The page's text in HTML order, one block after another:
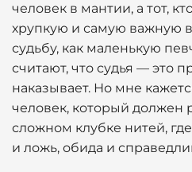
человек в мантии, а тот,
хрупкую и самую важную
судьбу, как маленькую
считают, что судья — это
наказывает. Но мне
человек, который должен
сложном клубке нитей,
и ложь, обида и